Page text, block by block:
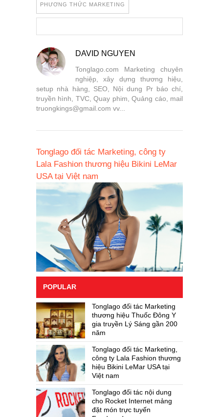
PHƯƠNG THỨC MARKETING
DAVID NGUYEN
Tonglago.com Marketing chuyên
nghiệp, xây dựng thương hiệu,
setup nhà hàng, SEO, Nội dung Pr báo chí,
truyền hình, TVC, Quay phim, Quảng cáo, mail
truongkings@gmail.com vv...
Tonglago đối tác Marketing, công ty
Lala Fashion thương hiệu Bikini LeMar
USA tại Việt nam
POPULAR
Tonglago đối tác Marketing
thương hiệu Thuốc Đông Y
gia truyền Lý Sáng gần 200
năm
Tonglago đối tác Marketing,
công ty Lala Fashion thương
hiệu Bikini LeMar USA tại
Việt nam
Tonglago đối tác nội dung
cho Rocket Internet mảng
đặt món trực tuyến